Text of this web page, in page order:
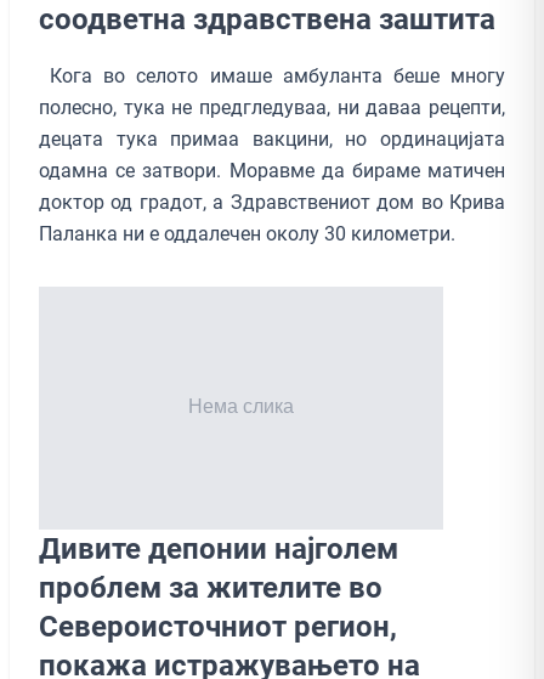
соодветна здравствена заштита
Кога во селото имаше амбуланта беше многу
полесно, тука не предгледуваа, ни даваа рецепти,
децата тука примаа вакцини, но ординацијата
одамна се затвори. Моравме да бираме матичен
доктор од градот, а Здравствениот дом во Крива
Паланка ни е оддалечен околу 30 километри.
Дивите депонии најголем
проблем за жителите во
Североисточниот регион,
покажа истражувањето на